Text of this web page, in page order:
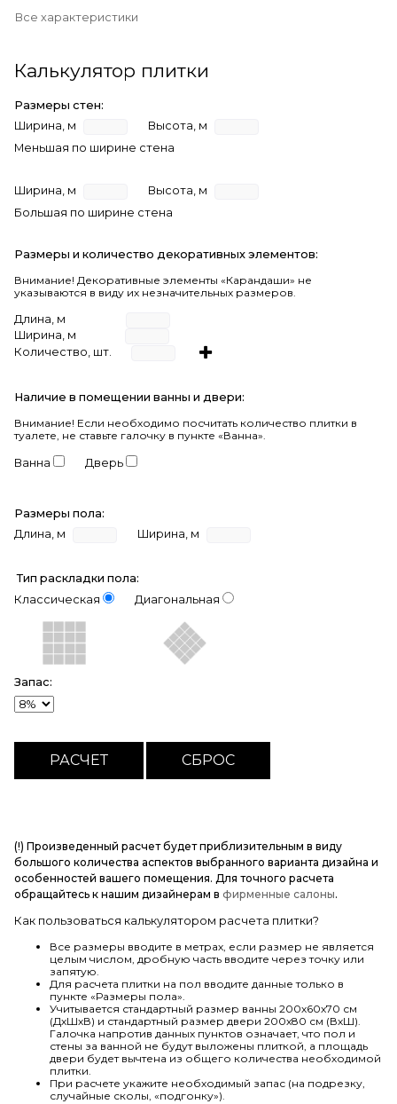
Все характеристики
Калькулятор плитки
Размеры стен:
Ширина, м
Высота, м
Меньшая по ширине стена
Ширина, м
Высота, м
Большая по ширине стена
Размеры и количество декоративных элементов:
Внимание! Декоративные элементы «Карандаши» не
указываются в виду их незначительных размеров.
Длина, м
Ширина, м
Количество, шт.
Наличие в помещении ванны и двери:
Внимание! Если необходимо посчитать количество плитки в
туалете, не ставьте галочку в пункте «Ванна».
Ванна Дверь
Размеры пола:
Длина, м
Ширина, м
Тип раскладки пола:
Классическая
Диагональная
Запас:
(!) Произведенный расчет будет приблизительным в виду
большого количества аспектов выбранного варианта дизайна и
особенностей вашего помещения. Для точного расчета
обращайтесь к нашим дизайнерам в фирменные салоны.
Как пользоваться калькулятором расчета плитки?
Все размеры вводите в метрах, если размер не является
целым числом, дробную часть вводите через точку или
запятую.
Для расчета плитки на пол вводите данные только в
пункте «Размеры пола».
Учитывается стандартный размер ванны 200х60х70 см
(ДхШхВ) и стандартный размер двери 200х80 см (ВхШ).
Галочка напротив данных пунктов означает, что пол и
стены за ванной не будут выложены плиткой, а площадь
двери будет вычтена из общего количества необходимой
плитки.
При расчете укажите необходимый запас (на подрезку,
случайные сколы, «подгонку»).